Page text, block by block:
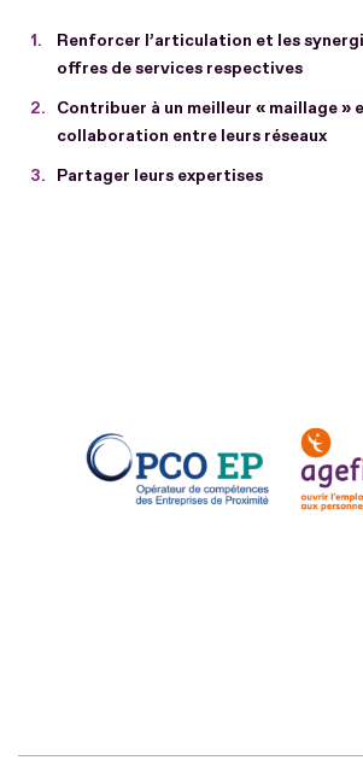
Renforcer l’articulation et les
offres de services respectives
Contribuer à un meilleur « maillage »
collaboration entre leurs réseaux
Partager leurs expertises